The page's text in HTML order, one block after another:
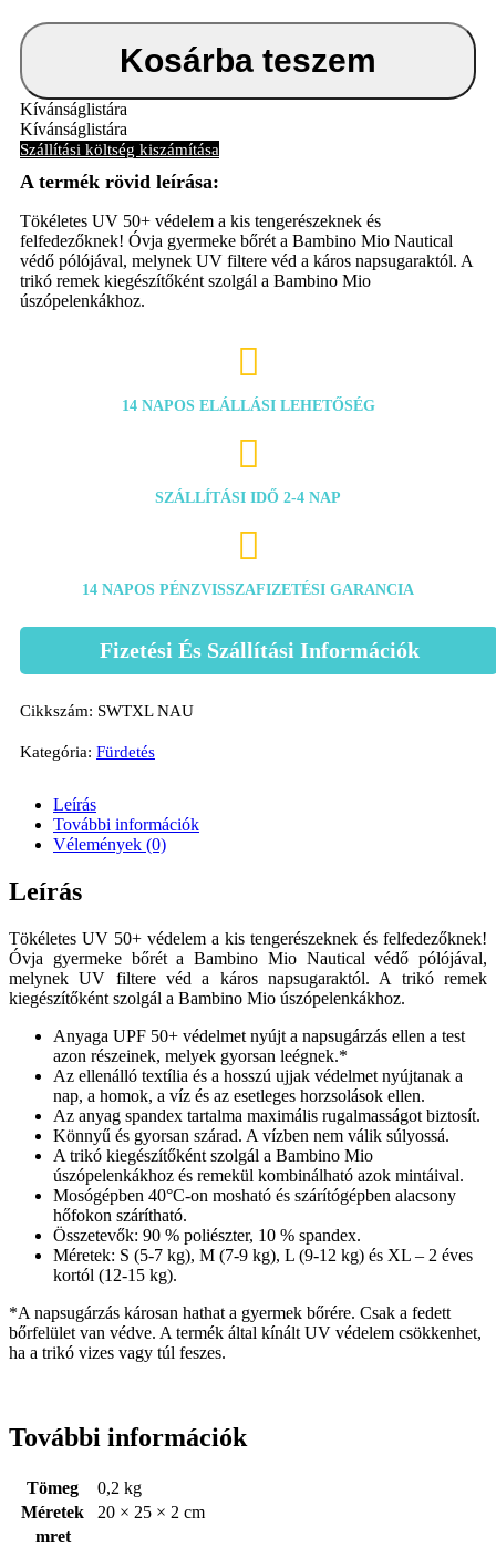
Tökéletes UV 50+ védelem a kis tengerészeknek és
felfedezőknek! Óvja gyermeke bőrét a Bambino Mio Nautical
védő pólójával, melynek UV filtere véd a káros napsugaraktól. A
trikó remek kiegészítőként szolgál a Bambino Mio
úszópelenkákhoz.
méret
XL
mennyiség
Kosárba teszem
Kívánságlistára
Kívánságlistára
Szállítási költség kiszámítása

14 NAPOS ELÁLLÁSI LEHETŐSÉG

SZÁLLÍTÁSI IDŐ 2-4 NAP

14 NAPOS PÉNZVISSZAFIZETÉSI GARANCIA
Fizetési És Szállítási Információk
Cikkszám: SWTXL NAU
Kategória: Fürdetés
Leírás
További információk
Vélemények (0)
Leírás
Tökéletes UV 50+ védelem a kis tengerészeknek és felfedezőknek!
Óvja gyermeke bőrét a Bambino Mio Nautical védő pólójával,
melynek UV filtere véd a káros napsugaraktól. A trikó remek
kiegészítőként szolgál a Bambino Mio úszópelenkákhoz.
Anyaga UPF 50+ védelmet nyújt a napsugárzás ellen a test
azon részeinek, melyek gyorsan leégnek.*
Az ellenálló textília és a hosszú ujjak védelmet nyújtanak a
nap, a homok, a víz és az esetleges horzsolások ellen.
Az anyag spandex tartalma maximális rugalmasságot biztosít.
Könnyű és gyorsan szárad. A vízben nem válik súlyossá.
A trikó kiegészítőként szolgál a Bambino Mio
úszópelenkákhoz és remekül kombinálható azok mintáival.
Mosógépben 40°C-on mosható és szárítógépben alacsony
hőfokon szárítható.
Összetevők: 90 % poliészter, 10 % spandex.
Méretek: S (5-7 kg), M (7-9 kg), L (9-12 kg) és XL – 2 éves
kortól (12-15 kg).
*A napsugárzás károsan hathat a gyermek bőrére. Csak a fedett
bőrfelület van védve. A termék által kínált UV védelem csökkenhet,
ha a trikó vizes vagy túl feszes.
További információk
Tömeg
0,2 kg
Méretek
20 × 25 × 2 cm
mret